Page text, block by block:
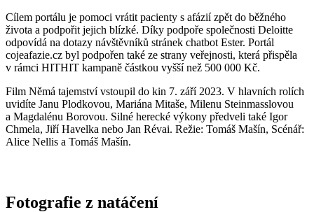
Cílem portálu je pomoci vrátit pacienty s afázií zpět do běžného
života a podpořit jejich blízké. Díky podpoře společnosti Deloitte
odpovídá na dotazy návštěvníků stránek chatbot Ester. Portál
cojeafazie.cz byl podpořen také ze strany veřejnosti, která přispěla
v rámci HITHIT kampaně částkou vyšší než 500 000 Kč.
Film Němá tajemství vstoupil do kin 7. září 2023. V hlavních rolích
uvidíte Janu Plodkovou, Mariána Mitaše, Milenu Steinmasslovou
a Magdalénu Borovou. Silné herecké výkony předveli také Igor
Chmela, Jiří Havelka nebo Jan Révai. Režie: Tomáš Mašín, Scénář:
Alice Nellis a Tomáš Mašín.
Fotografie z natáčení